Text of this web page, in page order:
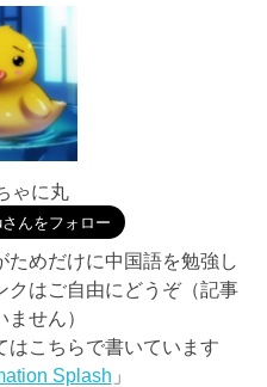
ゃに丸
ためだけに中国語を勉強し
クはご自由にどうぞ（記事
せん）
はこちらで書いています
Splash 」